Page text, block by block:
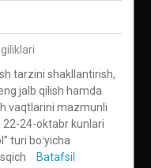
tarzini shakllantirish,
jalb qilish hamda
vaqtlarini mazmunli
24-oktabr kunlari
turi boʻyicha
Batafsil